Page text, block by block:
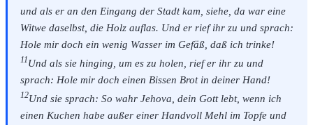
und als er an den Eingang der Stadt kam, siehe, da war eine
Witwe daselbst, die Holz auflas. Und er rief ihr zu und sprach:
Hole mir doch ein wenig Wasser im Gefäß, daß ich trinke!
11Und als sie hinging, um es zu holen, rief er ihr zu und
sprach: Hole mir doch einen Bissen Brot in deiner Hand!
12Und sie sprach: So wahr Jehova, dein Gott lebt, wenn ich
einen Kuchen habe außer einer Handvoll Mehl im Topfe und